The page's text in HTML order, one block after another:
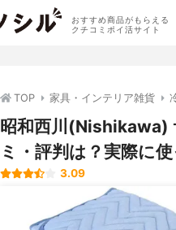
おすすめ商品がもらえる
クチコミポイ活サイト
TOP 家具・インテリア雑貨
昭和西川(Nishikawa)
ミ・評判は？実際に
3.09